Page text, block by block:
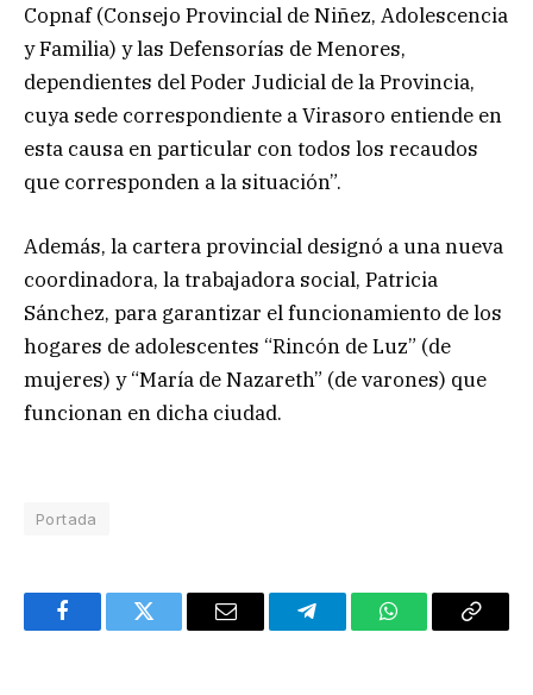
Copnaf (Consejo Provincial de Niñez, Adolescencia
y Familia) y las Defensorías de Menores,
dependientes del Poder Judicial de la Provincia,
cuya sede correspondiente a Virasoro entiende en
esta causa en particular con todos los recaudos
que corresponden a la situación”.
Además, la cartera provincial designó a una nueva
coordinadora, la trabajadora social, Patricia
Sánchez, para garantizar el funcionamiento de los
hogares de adolescentes “Rincón de Luz” (de
mujeres) y “María de Nazareth” (de varones) que
funcionan en dicha ciudad.
Portada
FacebookTwitter Email TelegramWhatsAppCopy